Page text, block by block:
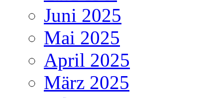
Juni 2025
Mai 2025
April 2025
März 2025